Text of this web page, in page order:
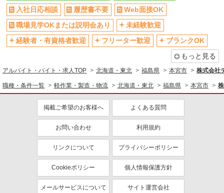
入社日応相談
履歴書不要
Web面接OK
職場見学OKまたは説明会あり
未経験歓迎
経験者・有資格者歓迎
フリーター歓迎
ブランクOK
もっと見る
アルバイト・バイト・求人TOP 北海道・東北 福島県 本宮市 株式会社
職種・条件一覧 軽作業・製造・物流 北海道・東北 福島県 本宮市
掲載ご希望のお客様へ よくある質問
お問い合わせ 利用規約
リンクについて プライバシーポリシー
Cookieポリシー 個人情報保護方針
メールサービスについて サイト運営会社